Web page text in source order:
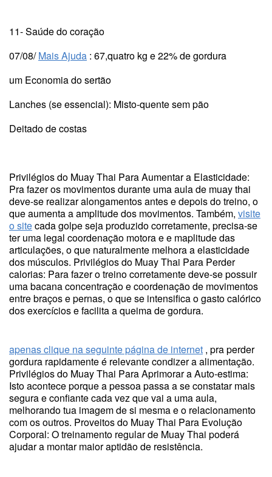
11- Saúde do coração
07/08/Mais Ajuda : 67,quatro kg e 22% de gordura
um Economia do sertão
Lanches (se essencial): Misto-quente sem pão
Deitado de costas
Privilégios do Muay Thai Para Aumentar a Elasticidade:
Pra fazer os movimentos durante uma aula de muay thai
deve-se realizar alongamentos antes e depois do treino, o
que aumenta a amplitude dos movimentos. Também, visite
o sitecada golpe seja produzido corretamente, precisa-se
ter uma legal coordenação motora e e maplitude das
articulações, o que naturalmente melhora a elasticidade
dos músculos. Privilégios do Muay Thai Para Perder
calorias: Para fazer o treino corretamente deve-se possuir
uma bacana concentração e coordenação de movimentos
entre braços e pernas, o que se intensifica o gasto calórico
dos exercícios e facilita a queima de gordura.
apenas clique na seguinte página de internet , pra perder
gordura rapidamente é relevante condizer a alimentação.
Privilégios do Muay Thai Para Aprimorar a Auto-estima:
Isto acontece porque a pessoa passa a se constatar mais
segura e confiante cada vez que vai a uma aula,
melhorando tua imagem de si mesma e o relacionamento
com os outros. Proveitos do Muay Thai Para Evolução
Corporal: O treinamento regular de Muay Thai poderá
ajudar a montar maior aptidão de resistência.